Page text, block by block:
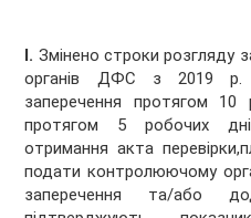
І. Змінено строки розгляду
органів ДФС з 2019 р.
заперечення протягом
протягом 5 робочих
отримання акта
подати контролюючому
заперечення та/або